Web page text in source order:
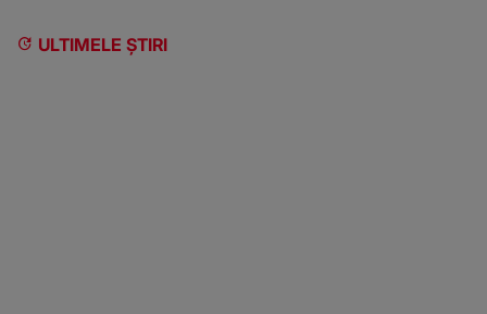
ULTIMELE ȘTIRI